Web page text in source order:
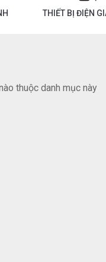
THIẾT BỊ ĐIỆN
thuộc danh mục này